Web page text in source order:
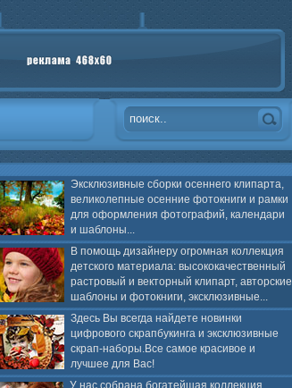
Эксклюзивные сборки осеннего клипарта,
великолепные осенние фотокниги и рамки
для оформления фотографий, календари
и шаблоны...
В помощь дизайнеру огромная коллекция
детского материала: высококачественный
растровый и векторный клипарт, авторские
шаблоны и фотокниги, эксклюзивные...
Здесь Вы всегда найдете новинки
цифрового скрапбукинга и эксклюзивные
скрап-наборы.Все самое красивое и
лучшее для Вас!
У нас собрана богатейшая коллекция